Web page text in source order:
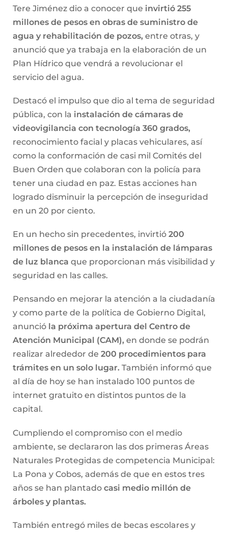
Tere Jiménez dio a conocer que invirtió 255
millones de pesos en obras de suministro de
agua y rehabilitación de pozos, entre otras, y
anunció que ya trabaja en la elaboración de un
Plan Hídrico que vendrá a revolucionar el
servicio del agua.
Destacó el impulso que dio al tema de seguridad
pública, con la instalación de cámaras de
videovigilancia con tecnología 360 grados,
reconocimiento facial y placas vehiculares, así
como la conformación de casi mil Comités del
Buen Orden que colaboran con la policía para
tener una ciudad en paz. Estas acciones han
logrado disminuir la percepción de inseguridad
en un 20 por ciento.
En un hecho sin precedentes, invirtió 200
millones de pesos en la instalación de lámparas
de luz blanca que proporcionan más visibilidad y
seguridad en las calles.
Pensando en mejorar la atención a la ciudadanía
y como parte de la política de Gobierno Digital,
anunció la próxima apertura del Centro de
Atención Municipal (CAM), en donde se podrán
realizar alrededor de 200 procedimientos para
trámites en un solo lugar. También informó que
al día de hoy se han instalado 100 puntos de
internet gratuito en distintos puntos de la
capital.
Cumpliendo el compromiso con el medio
ambiente, se declararon las dos primeras Áreas
Naturales Protegidas de competencia Municipal:
La Pona y Cobos, además de que en estos tres
años se han plantado casi medio millón de
árboles y plantas.
También entregó miles de becas escolares y